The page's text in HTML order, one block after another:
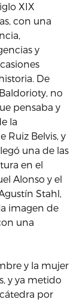
XIX
con una
y
De
no
pensaba y
la
Ruiz Belvis, y
una de las
en el
Alonso y el
Stahl,
imagen de
una
y la mujer
y ya metido
por